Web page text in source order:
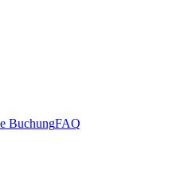
BuchungFAQ